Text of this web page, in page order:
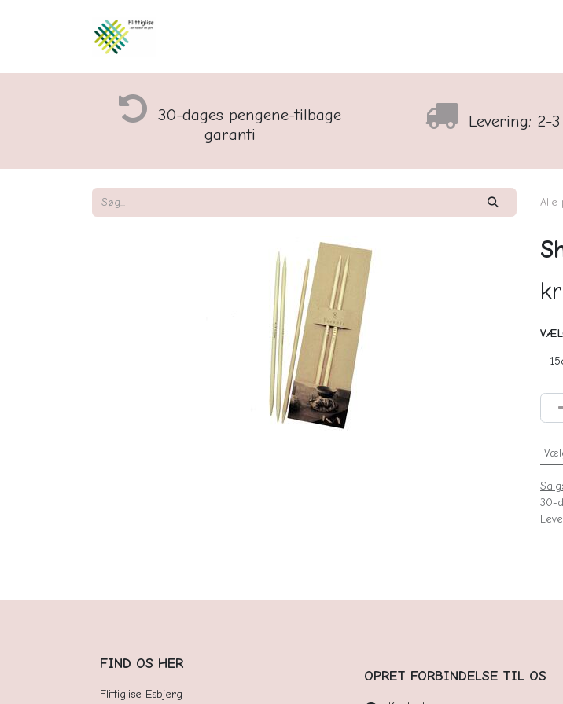
30-dages pengene-tilbage
garanti
Levering: 2-
Alle
kr
30-
FIND OS HER
Flittiglise Esbjerg
OPRET FORBINDELSE TIL OS